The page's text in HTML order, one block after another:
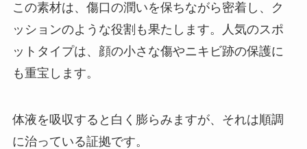
この素材は、傷口の潤いを保ちながら密着し、ク
ッションのような役割も果たします。人気のスポ
ットタイプは、顔の小さな傷やニキビ跡の保護に
も重宝します。
体液を吸収すると白く膨らみますが、それは順調
に治っている証拠です。